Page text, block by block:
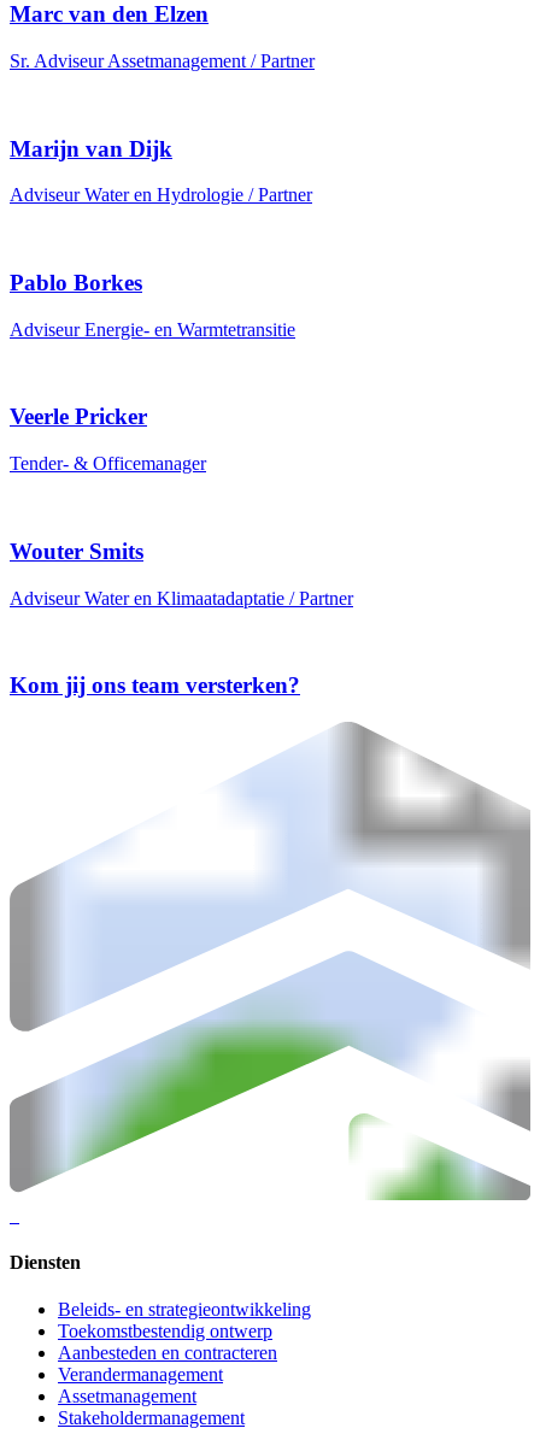
Marc van den Elzen
Sr. Adviseur Assetmanagement / Partner
Marijn van Dijk
Adviseur Water en Hydrologie / Partner
Pablo Borkes
Adviseur Energie- en Warmtetransitie
Veerle Pricker
Tender- & Officemanager
Wouter Smits
Adviseur Water en Klimaatadaptatie / Partner
Kom jij ons team versterken?
Diensten
Beleids- en strategieontwikkeling
Toekomstbestendig ontwerp
Aanbesteden en contracteren
Verandermanagement
Assetmanagement
Stakeholdermanagement